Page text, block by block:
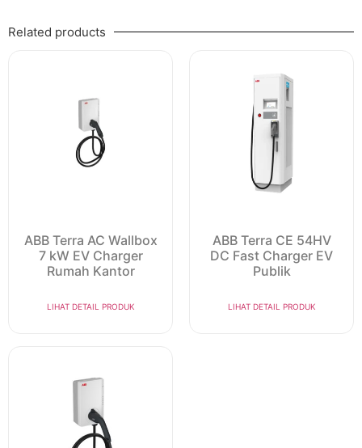
Related products
ABB Terra AC Wallbox
7 kW EV Charger
Rumah Kantor
LIHAT DETAIL PRODUK
ABB Terra CE 54HV
DC Fast Charger EV
Publik
LIHAT DETAIL PRODUK